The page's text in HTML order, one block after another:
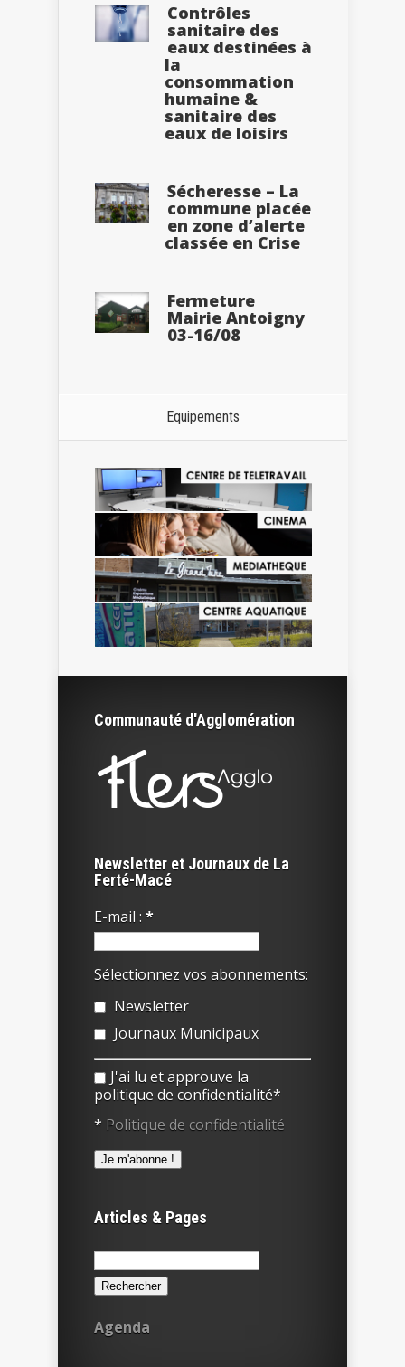
Contrôles
sanitaire des
eaux destinées à
la
consommation
humaine &
sanitaire des
eaux de loisirs
Sécheresse – La
commune placée
en zone d’alerte
classée en Crise
Fermeture
Mairie Antoigny
03-16/08
Equipements
Communauté d'Agglomération
Newsletter et Journaux de La
Ferté-Macé
E-mail : *
Sélectionnez vos abonnements:
Newsletter
Journaux Municipaux
J'ai lu et approuve la
politique de confidentialité*
* Politique de confidentialité
Articles & Pages
Rechercher :
Agenda